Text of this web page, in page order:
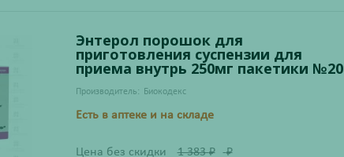
Энтерол порошок для
приготовления суспензии для
приема внутрь 250мг пакетики №20
Производитель: Биокодекс
Есть в аптеке и на складе
Цена без скидки 1 383₽ ₽